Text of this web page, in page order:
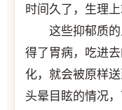
时间久了，生理上
这些抑郁质的
得了胃病，吃进
化，就会被原样
头晕目眩的情况